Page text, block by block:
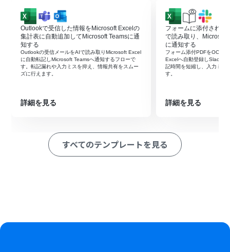
はじめに、Microsoft ExcelとOneDriveをYoomと連携し
ます。
次に、トリガーで「フォームトリガー機能」を選択し、
「フォームが送信されたら」というアクションを設定し、
Microsoft Excelファイルを受け付けるようにします。
次に、オペレーションで、OneDriveの「ファイルをアッ
プロード」アクションを設定し、フォームから送信された
次に、オペレーションで、「AI機能」の「テキストからデ
ータを抽出する」アクションを設定します。このステップ
ます。
次に、オペレーションで、Microsoft Excelの「アイテム
IDを取得」アクションを設定し、OneDriveにアップロー
コードを取得する（最大10件）」アクションを設定し、
Outlookで受信した情報をMicrosoft Excelの
集計表に自動追加してMicrosoft Teamsに通
知する
Outlookの受信メールをAIで読み取りMicrosoft Excel
に自動転記しMicrosoft Teamsへ通知するフローで
す。転記漏れや入力ミスを抑え、情報共有をスムー
ズに行えます。
詳細を見る
フォームに添付された
で読み取り、
に通知する
フォーム添付PDFをOCR
Excelへ自動登録しSlackに
記時間を短縮し、入力ミス
す。
詳細を見る
すべてのテンプレートを見る